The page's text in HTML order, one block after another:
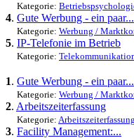
Kategorie:
4. Gute Werbung - ein paar...
Kategorie: Werbung /
5. IP-Telefonie im Betrieb
Kategorie:
1. Gute Werbung - ein paar...
Kategorie: Werbung /
2. Arbeitszeiterfassung
Kategorie: Arbeitszeiterfassung
3. Facility Management:...